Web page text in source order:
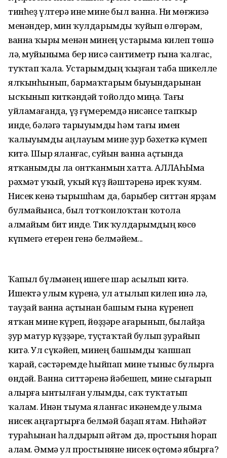
тинһеҙ үлтерә ине мине был ванна. Ни мөғжизә
менәндер, мин ҡулдарымды ҡуйып өлгөрәм,
ванна ҡыры менән минең устарыма килеп төшә
лә, муйыныма бер нисә сантиметр ғына ҡалғас,
туҡтап ҡала. Устарымдың ҡыҙған таба шикелле
ялҡынһынып, бармаҡтарым быуындарынан
ысҡынып киткәндәй тойолдо миңә. Тағы
уйламағанда, үҙ ғүмеремдә нисәнсе тапҡыр
инде, бәләгә тарыуымды һәм тағы имен
ҡалыуымды аңлауым мине ҙур бәхеткә күмеп
китә. Шыр яланғас, суйын ванна аҫтында
ятҡанымды ла онтҡанмын хатта. АЛЛАҺЫма
рәхмәт уҡый, уҡый күҙ йәштәренә ирек ҡуям.
Нисек кенә тырышһам да, барыбер ситтән ярҙам
булмайынса, был тотҡонлоҡтан ҡотола
алмайым бит инде. Тик ҡулдарымдың көсө
күпмегә етерен генә белмәйем...
Ҡапыл бүлмәнең ишеге шар асылып китә.
Ишектә улым күренә, ул атылып килеп инә лә,
тауҙай ванна аҫтынан башым ғына күренеп
ятҡан мине күреп, йөҙҙәре ағарынып, былайҙа
ҙур матур күҙҙәре, туҫтаҡтай булып ҙурайып
китә. Ул сүкәйеп, минең башымды ҡапшап
ҡарай, сәстәремде һыйпап мине тыныс булырға
өндәй. Ванна ситтәренә йәбешеп, мине сығарып
алырға ынтылған улымды, саҡ туҡтатып
ҡалам. Инән тыума яланғас икәнемде улыма
нисек аңғартырға белмәй баҙап ятам. Ниһәйәт
тураһынан һалдырып әйтәм дә, простыня һорап
алам. Әммә ул простыняне нисек өҫтөмә ябырға?